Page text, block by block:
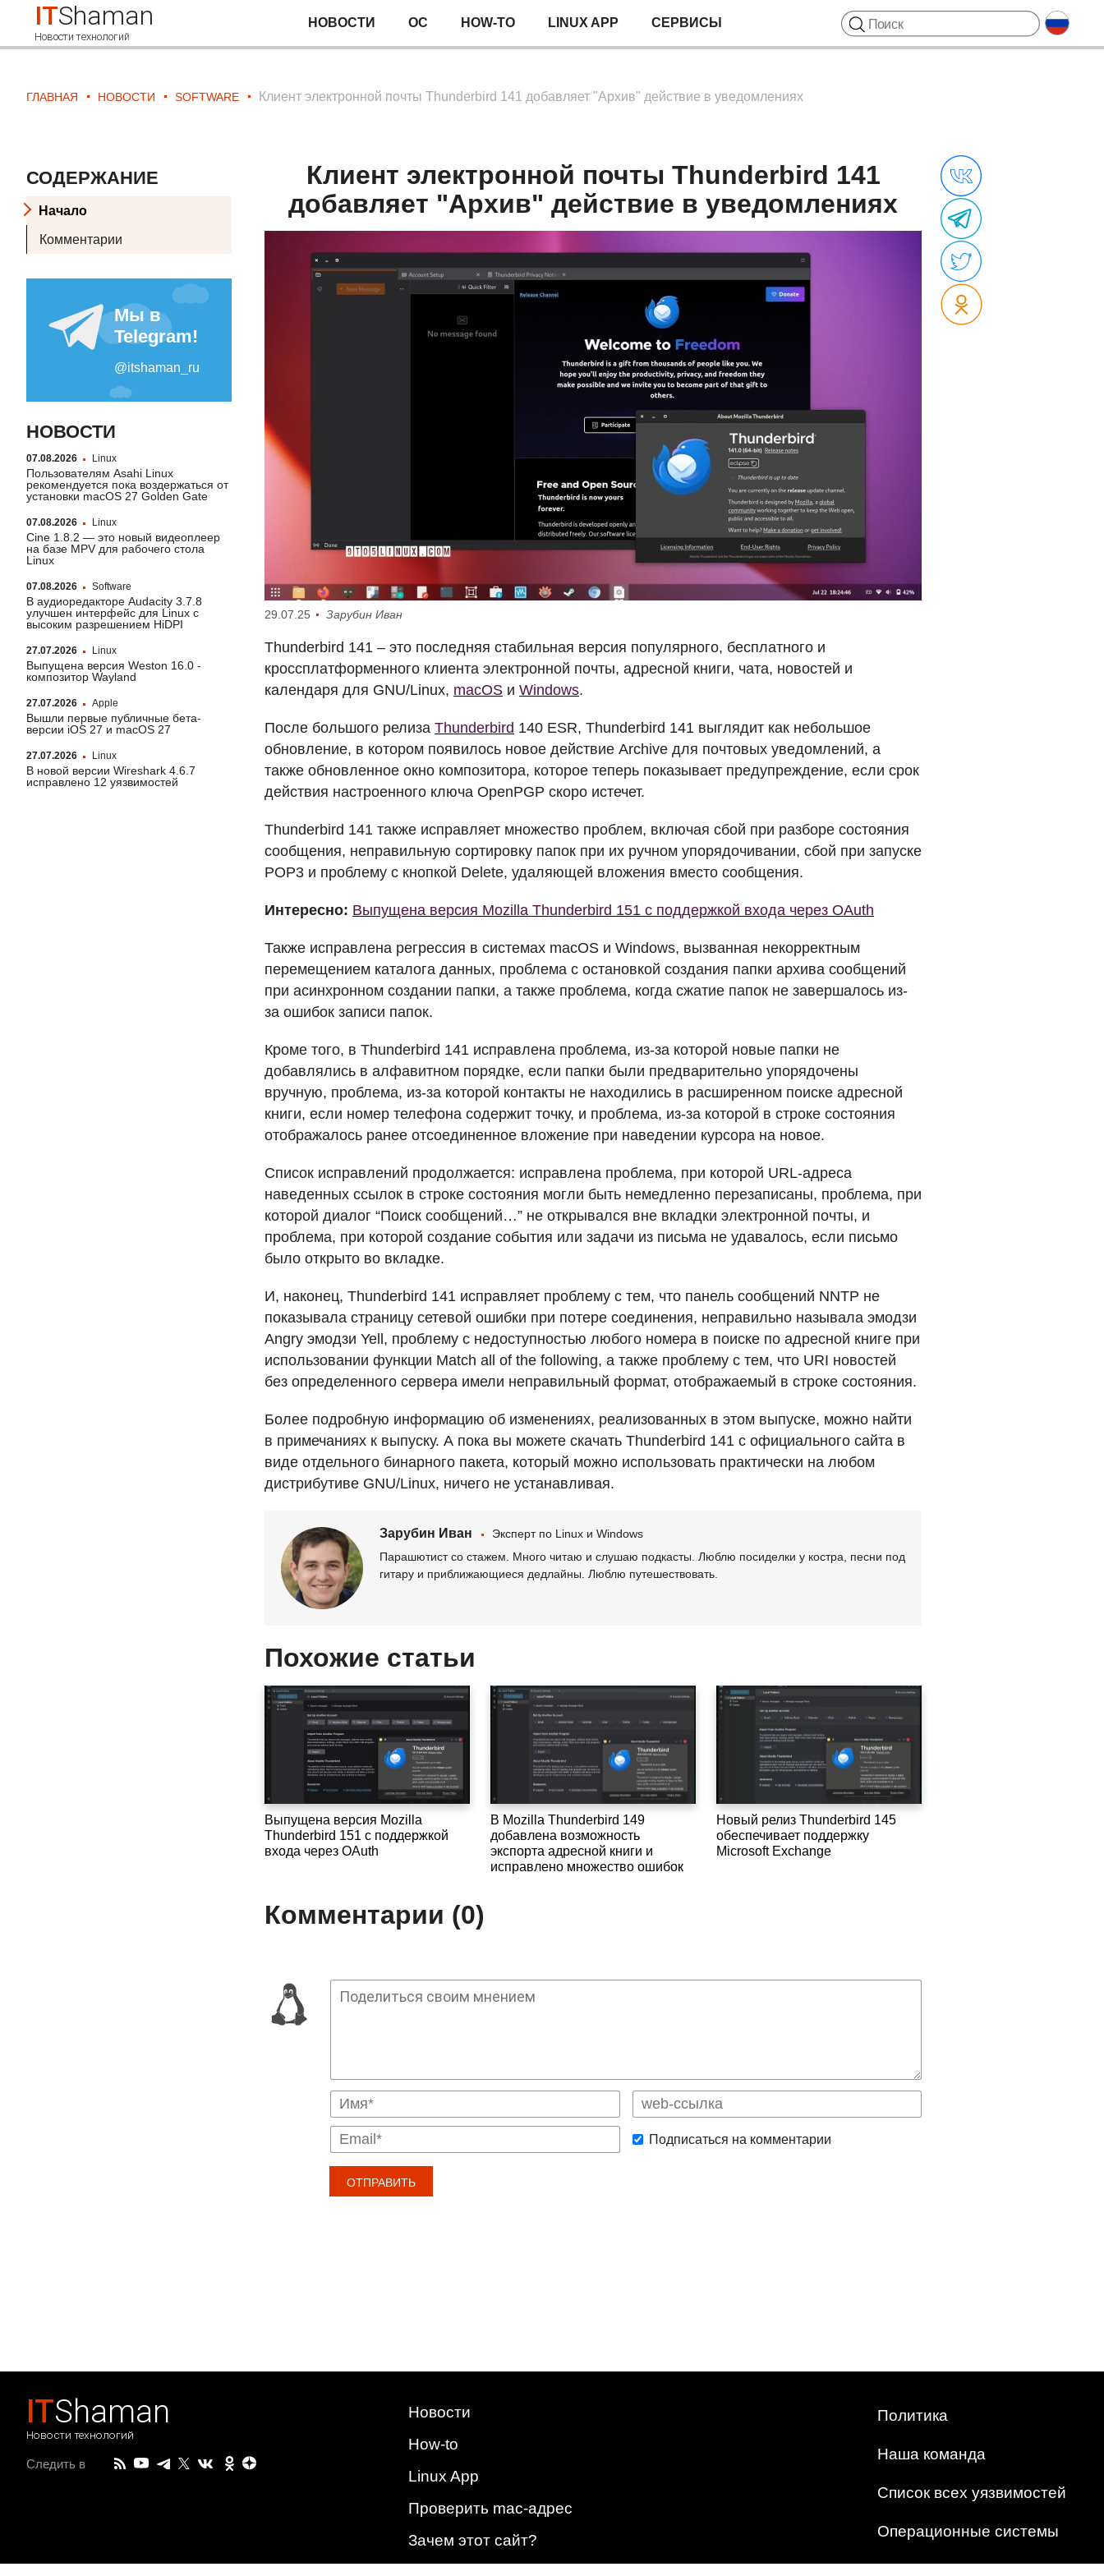
ITShaman
Новости технологий
НОВОСТИ ОС HOW-TO LINUX APP СЕРВИСЫ
ГЛАВНАЯ НОВОСТИ SOFTWARE Клиент электронной почты Thunderbird 141 добавляет "Архив" действие в уведомлениях
СОДЕРЖАНИЕ
Начало
Комментарии
НОВОСТИ
07.08.2026 Linux
Пользователям Asahi Linux
рекомендуется пока воздержаться от
установки macOS 27 Golden Gate
07.08.2026 Linux
Cine 1.8.2 — это новый видеоплеер
на базе MPV для рабочего стола
Linux
07.08.2026 Software
В аудиоредакторе Audacity 3.7.8
улучшен интерфейс для Linux с
высоким разрешением HiDPI
27.07.2026 Linux
Выпущена версия Weston 16.0 -
композитор Wayland
27.07.2026 Apple
Вышли первые публичные бета-
версии iOS 27 и macOS 27
27.07.2026 Linux
В новой версии Wireshark 4.6.7
исправлено 12 уязвимостей
Клиент электронной почты Thunderbird 141
добавляет "Архив" действие в уведомлениях
29.07.25 Зарубин Иван
Thunderbird 141 – это последняя стабильная версия популярного, бесплатного и
кроссплатформенного клиента электронной почты, адресной книги, чата, новостей и
календаря для GNU/Linux, macOS и Windows.
После большого релиза Thunderbird 140 ESR, Thunderbird 141 выглядит как небольшое
обновление, в котором появилось новое действие Archive для почтовых уведомлений, а
также обновленное окно композитора, которое теперь показывает предупреждение, если срок
действия настроенного ключа OpenPGP скоро истечет.
Thunderbird 141 также исправляет множество проблем, включая сбой при разборе состояния
сообщения, неправильную сортировку папок при их ручном упорядочивании, сбой при запуске
POP3 и проблему с кнопкой Delete, удаляющей вложения вместо сообщения.
Интересно: Выпущена версия Mozilla Thunderbird 151 с поддержкой входа через OAuth
Также исправлена регрессия в системах macOS и Windows, вызванная некорректным
перемещением каталога данных, проблема с остановкой создания папки архива сообщений
при асинхронном создании папки, а также проблема, когда сжатие папок не завершалось из-
за ошибок записи папок.
Кроме того, в Thunderbird 141 исправлена проблема, из-за которой новые папки не
добавлялись в алфавитном порядке, если папки были предварительно упорядочены
вручную, проблема, из-за которой контакты не находились в расширенном поиске адресной
книги, если номер телефона содержит точку, и проблема, из-за которой в строке состояния
отображалось ранее отсоединенное вложение при наведении курсора на новое.
Список исправлений продолжается: исправлена проблема, при которой URL-адреса
наведенных ссылок в строке состояния могли быть немедленно перезаписаны, проблема, при
которой диалог “Поиск сообщений…” не открывался вне вкладки электронной почты, и
проблема, при которой создание события или задачи из письма не удавалось, если письмо
было открыто во вкладке.
И, наконец, Thunderbird 141 исправляет проблему с тем, что панель сообщений NNTP не
показывала страницу сетевой ошибки при потере соединения, неправильно называла эмодзи
Angry эмодзи Yell, проблему с недоступностью любого номера в поиске по адресной книге при
использовании функции Match all of the following, а также проблему с тем, что URI новостей
без определенного сервера имели неправильный формат, отображаемый в строке состояния.
Более подробную информацию об изменениях, реализованных в этом выпуске, можно найти
в примечаниях к выпуску. А пока вы можете скачать Thunderbird 141 с официального сайта в
виде отдельного бинарного пакета, который можно использовать практически на любом
дистрибутиве GNU/Linux, ничего не устанавливая.
Зарубин Иван
Эксперт по Linux и Windows
Парашютист со стажем. Много читаю и слушаю подкасты. Люблю посиделки у костра, песни под
гитару и приближающиеся дедлайны. Люблю путешествовать.
Похожие статьи
Выпущена версия Mozilla
Thunderbird 151 с поддержкой
входа через OAuth
В Mozilla Thunderbird 149
добавлена возможность
экспорта адресной книги и
исправлено множество ошибок
Новый релиз Thunderbird 145
обеспечивает поддержку
Microsoft Exchange
Комментарии (0)
Подписаться на комментарии
ITShaman
Новости технологий
Следить в
Новости
How-to
Linux App
Проверить mac-адрес
Зачем этот сайт?
Политика
Наша команда
Список всех уязвимостей
Операционные системы